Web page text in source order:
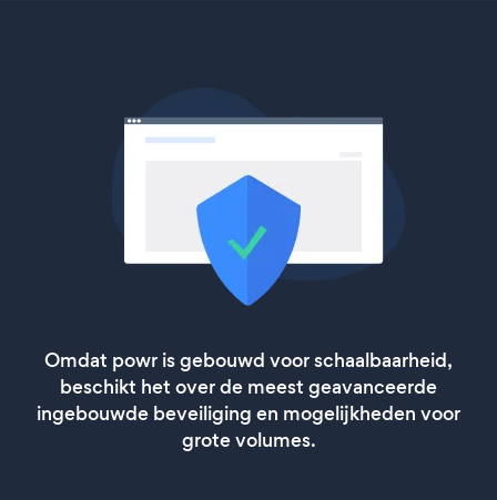
Omdat powr is gebouwd voor schaalbaarheid,
beschikt het over de meest geavanceerde
ingebouwde beveiliging en mogelijkheden voor
grote volumes.